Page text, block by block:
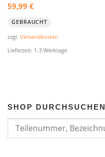
59,99 €
GEBRAUCHT
zzgl. Versandkosten
Lieferzeit: 1-3 Werktage
SHOP DURCHSUCHEN